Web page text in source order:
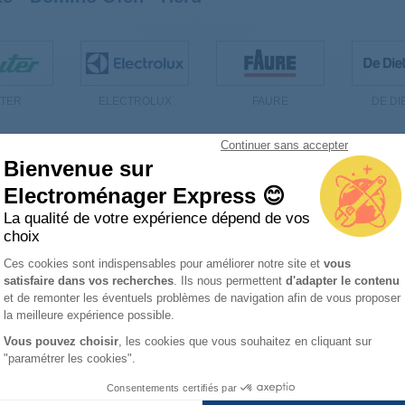
Continuer sans accepter
Bienvenue sur
Electroménager Express 😊
La qualité de votre expérience dépend de vos
choix
Plateforme de Gestion du
Ces cookies sont indispensables pour améliorer notre site et vous
satisfaire dans vos recherches. Ils nous permettent d'adapter le contenu
et de remonter les éventuels problèmes de navigation afin de vous proposer
la meilleure expérience possible.
Vous pouvez choisir, les cookies que vous souhaitez en cliquant sur
"paramétrer les cookies".
Consentements certifiés par
Axeptio consent
- Domino Ofen - Herd